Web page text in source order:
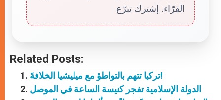
القرّاء. إشترك تبرّع
Related Posts:
تركيا تتهم بالتواطؤ مع ميليشيا الخلافةَ!
الدولة الإسلامية تفجر كنيسة الساعة في الموصل